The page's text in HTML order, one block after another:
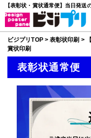
【表彰状・賞状通常便】当日発送
ビジプリTOP>表彰状印刷 >
賞状印刷
表彰状通常便